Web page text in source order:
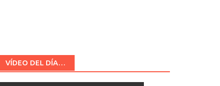
VÍDEO DEL DÍA…